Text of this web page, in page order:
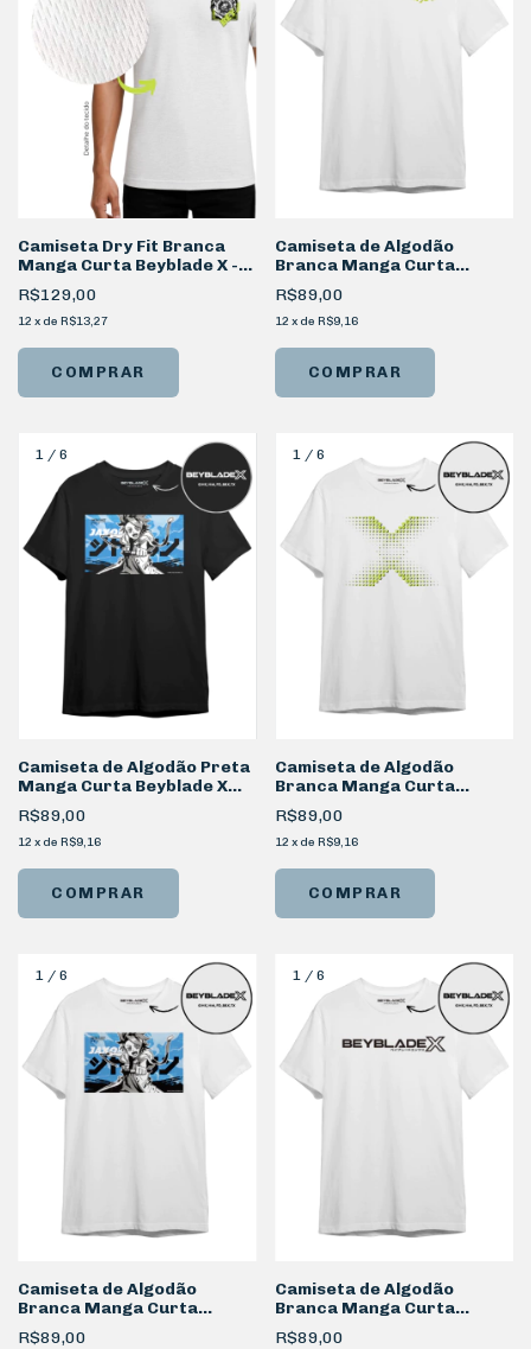
Camiseta Dry Fit Branca
Manga Curta Beyblade X -
Xtreme
R$129,00
12 x de R$13,27
COMPRAR
Camiseta de Algodão
Branca Manga Curta
BeybladeX Kanji
R$89,00
12 x de R$9,16
COMPRAR
1 / 6
Camiseta de Algodão Preta
Manga Curta Beyblade X
Jaxon
R$89,00
12 x de R$9,16
COMPRAR
1/ 6
Camiseta de Algodão
Branca Manga Curta
Beyblade X BigX
R$89,00
12 x de R$9,16
COMPRAR
1 / 6
Camiseta de Algodão
Branca Manga Curta
Beyblade X Jaxon
R$89,00
1/ 6
Camiseta de Algodão
Branca Manga Curta
Beyblade X Logo
R$89,00